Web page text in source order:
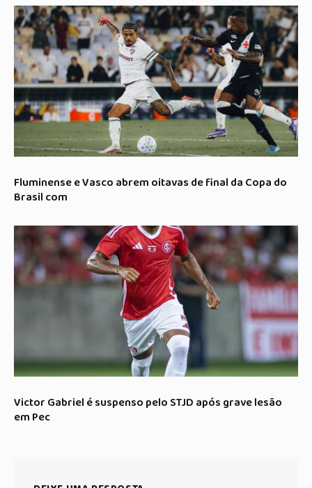
Fluminense e Vasco abrem oitavas de final da Copa do
Brasil com
Victor Gabriel é suspenso pelo STJD após grave lesão
em Pec